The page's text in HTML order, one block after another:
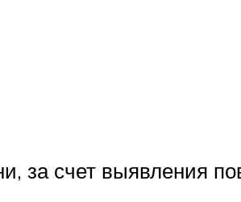
за счет выявления